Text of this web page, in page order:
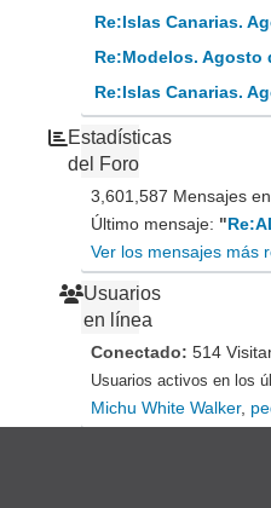
Re:Islas Canarias.
Re:Modelos. Agosto
Re:Islas Canarias.
Estadísticas
del Foro
3,601,587 Mensajes
Último mensaje: "
Ver los mensajes más
Usuarios
en línea
Conectado:514
Usuarios activos en los
Michu White Walker,